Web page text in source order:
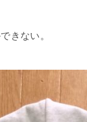
きない。